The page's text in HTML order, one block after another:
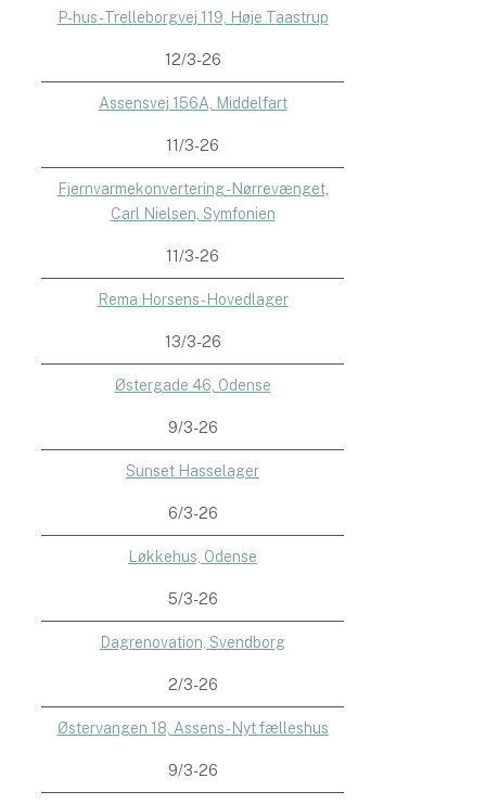
P-hus - Trelleborgvej 119, Høje Taastrup
12/3-26
Assensvej 156A, Middelfart
11/3-26
Fjernvarmekonvertering - Nørrevænget,
Carl Nielsen, Symfonien
11/3-26
Rema Horsens - Hovedlager
13/3-26
Østergade 46, Odense
9/3-26
Sunset Hasselager
6/3-26
Løkkehus, Odense
5/3-26
Dagrenovation, Svendborg
2/3-26
Østervangen 18, Assens - Nyt fælleshus
9/3-26